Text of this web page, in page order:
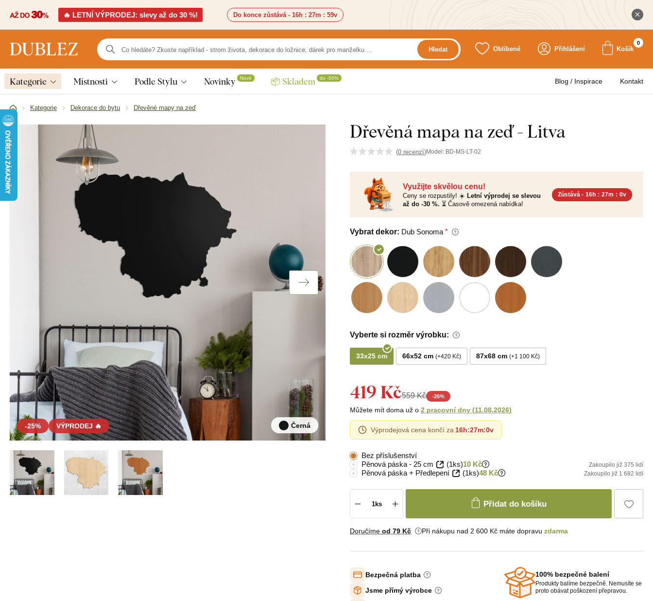
🔥 LETNÍ VÝPRODEJ: slevy až do 30 %! Do konce zůstává - 16h : 27m : 58v
Hledat Oblíbené Přihlášení Košík
0
Kategorie Místnosti Podle Stylu Novinky Nové 📦 Skladem do -50% Blog / Inspirace Kontakt
Kategorie Dekorace do bytu Dřevěné mapy na zeď
Dřevěná mapa na zeď - Litva
(0 recenzí)Model: BD-MS-LT-02
-25% VÝPRODEJ 🔥 Černá
Využijte skvělou cenu!
Ceny se rozpustily! ☀️ Letní výprodej se slevou
až do -30 %. ⏳ Časově omezená nabídka!
Zůstává - 16h : 26m : 58v
Vybrat dekor: Dub Sonoma
Vyberte si rozměr výrobku:
33x25 cm 66x52 cm +420 Kč 87x68 cm +1 100 Kč
419 Kč559 Kč -26%
Můžete mít doma už o 2 pracovní dny (11.08.2026)
Výprodejová cena končí za 16h:26m:58v
Bez příslušenství
Pěnová páska - 25 cm
(1ks)10 Kč Zakoupilo již 375 lidí
Pěnová páska + Předlepení (1ks)48 Kč Zakoupilo již 1 682 lidí
Přidat do košíku
Doručíme od 79 Kč Při nákupu nad 2 600 Kč máte dopravu zdarma
Bezpečná platba
Jsme přímý výrobce
100% bezpečné balení
Produkty balíme bezpečně. Nemusíte se
proto obávat poškození přepravou.